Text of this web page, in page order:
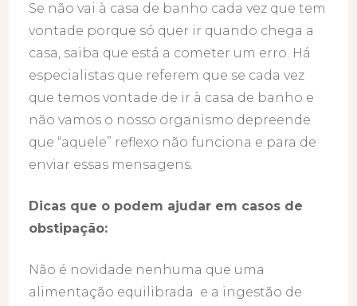
Se não vai à casa de banho cada vez que tem
vontade porque só quer ir quando chega a
casa, saiba que está a cometer um erro. Há
especialistas que referem que se cada vez
que temos vontade de ir à casa de banho e
não vamos o nosso organismo depreende
que “aquele” reflexo não funciona e para de
enviar essas mensagens.
Dicas que o podem ajudar em casos de
obstipação:
Não é novidade nenhuma que uma
alimentação equilibrada e a ingestão de